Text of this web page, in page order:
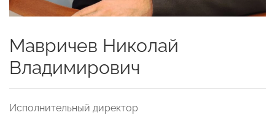
Мавричев Николай
Владимирович
Исполнительный директор